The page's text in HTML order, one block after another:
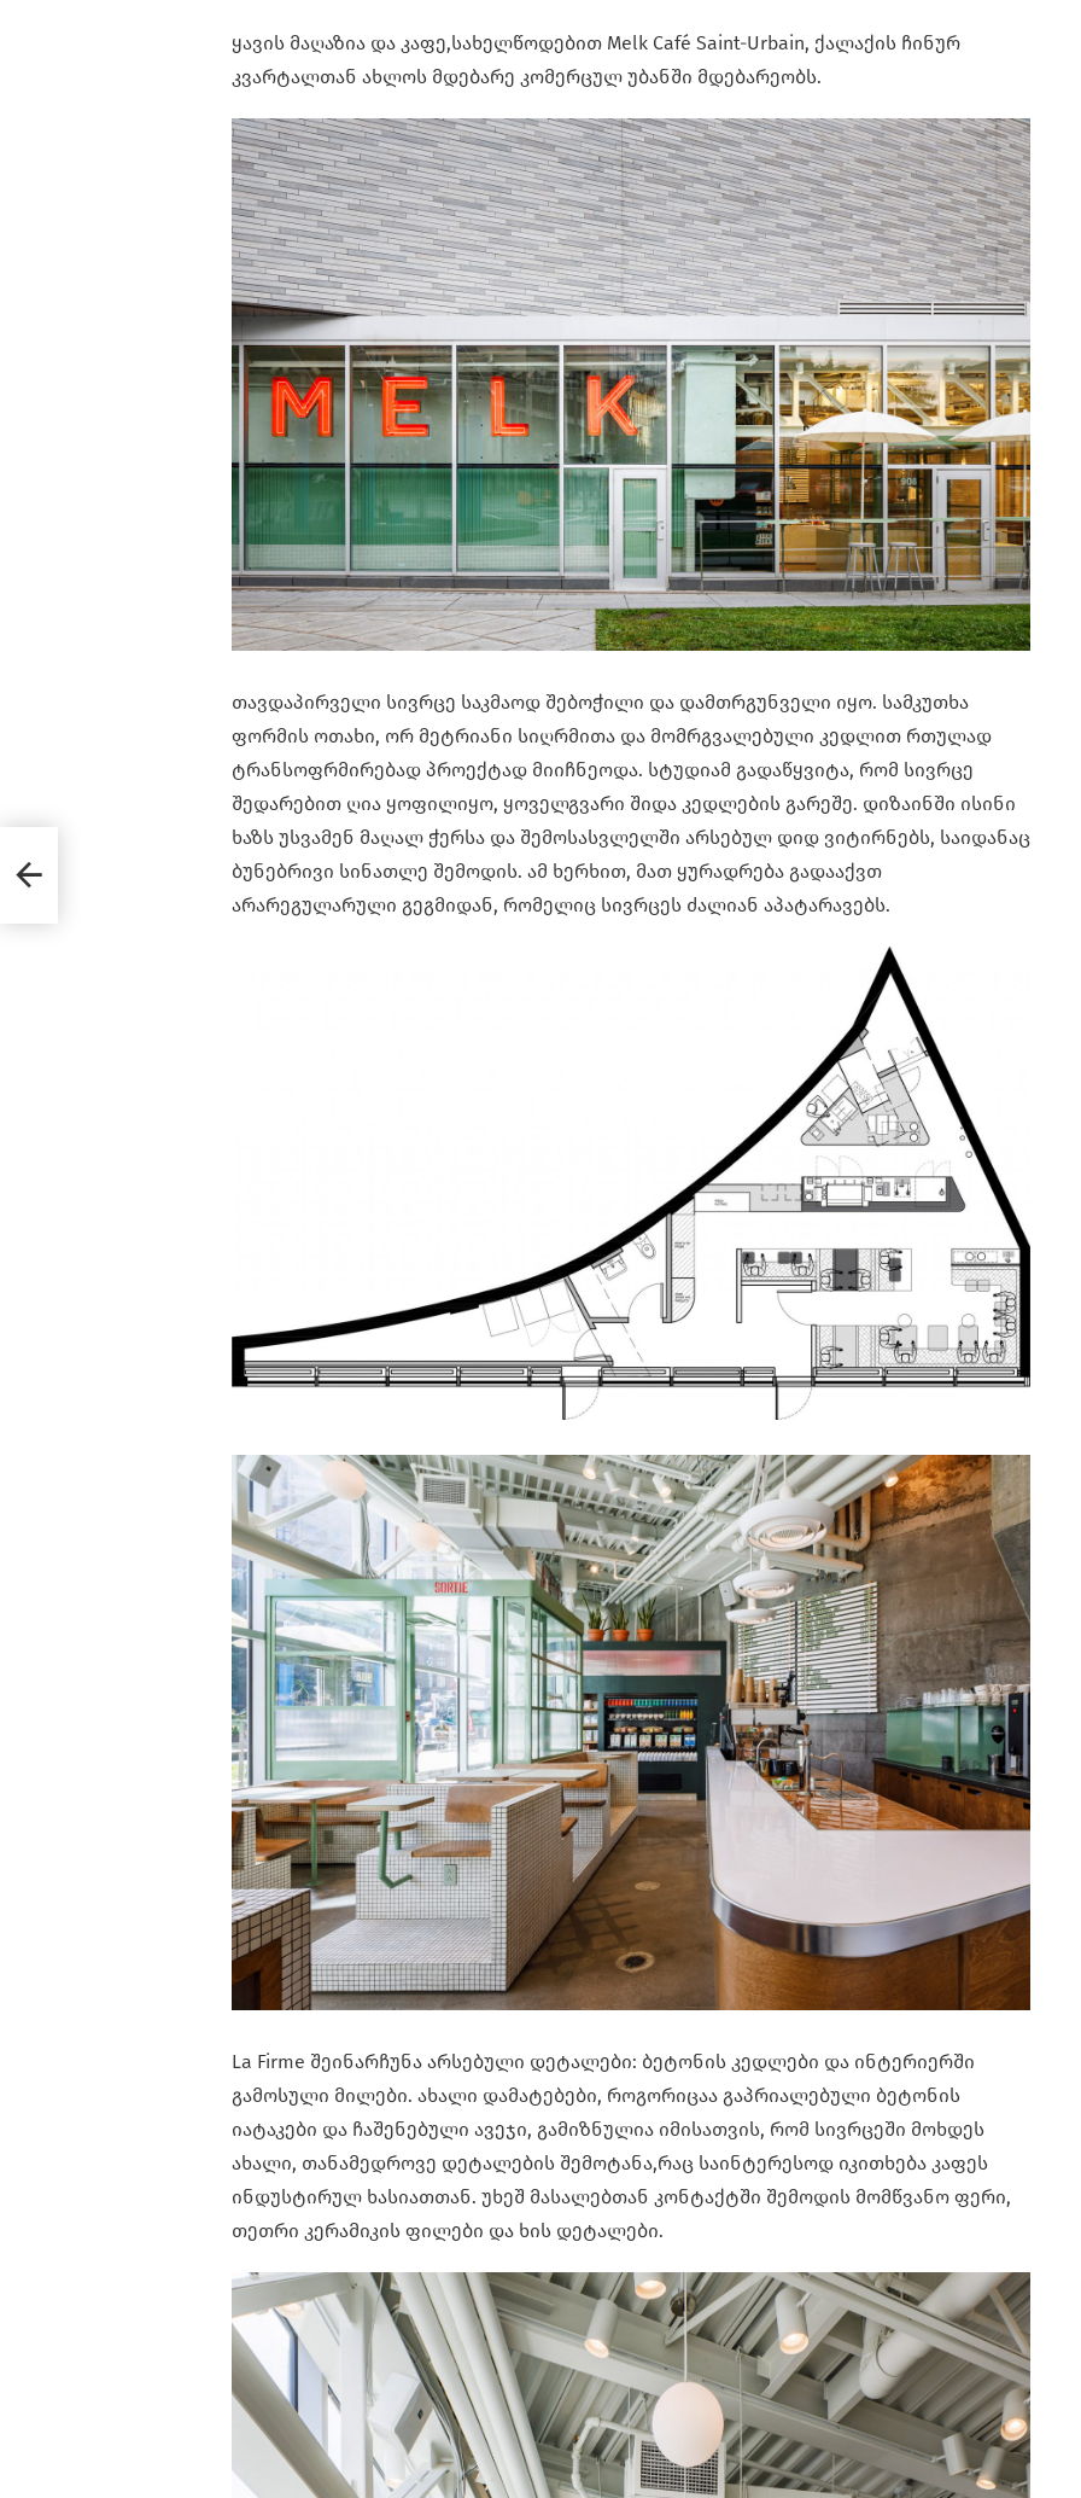
ყავის მაღაზია და კაფე,სახელწოდებით Melk Café Saint-Urbain, ქალაქის ჩინურ
კვარტალთან ახლოს მდებარე კომერცულ უბანში მდებარეობს.
თავდაპირველი სივრცე საკმაოდ შებოჭილი და დამთრგუნველი იყო. სამკუთხა
ფორმის ოთახი, ორ მეტრიანი სიღრმითა და მომრგვალებული კედლით რთულად
ტრანსოფრმირებად პროექტად მიიჩნეოდა. სტუდიამ გადაწყვიტა, რომ სივრცე
შედარებით ღია ყოფილიყო, ყოველგვარი შიდა კედლების გარეშე. დიზაინში ისინი
ხაზს უსვამენ მაღალ ჭერსა და შემოსასვლელში არსებულ დიდ ვიტირნებს, საიდანაც
ბუნებრივი სინათლე შემოდის. ამ ხერხით, მათ ყურადრება გადააქვთ
არარეგულარული გეგმიდან, რომელიც სივრცეს ძალიან აპატარავებს.
La Firme შეინარჩუნა არსებული დეტალები: ბეტონის კედლები და ინტერიერში
გამოსული მილები. ახალი დამატებები, როგორიცაა გაპრიალებული ბეტონის
იატაკები და ჩაშენებული ავეჯი, გამიზნულია იმისათვის, რომ სივრცეში მოხდეს
ახალი, თანამედროვე დეტალების შემოტანა,რაც საინტერესოდ იკითხება კაფეს
ინდუსტირულ ხასიათთან. უხეშ მასალებთან კონტაქტში შემოდის მომწვანო ფერი,
თეთრი კერამიკის ფილები და ხის დეტალები.